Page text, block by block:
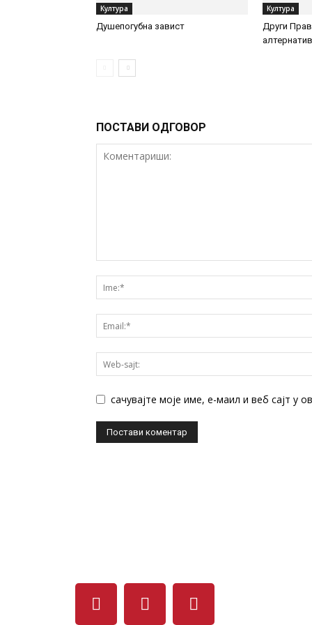
Култура
Душепогубна завист
Култура
Други
ПОСТАВИ ОДГОВОР
сачувајте моје име, е-маил и веб сајт у